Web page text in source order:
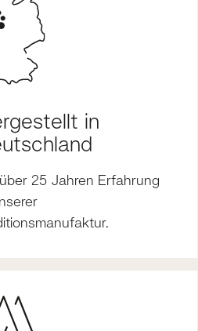
in
25 Jahren Erfahrung